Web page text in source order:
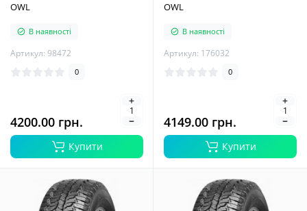
OWL
В наявності
Артикул: 98472
0
4200.00 грн.
Купити
OWL
В наявності
Артикул: 176032
0
4149.00 грн.
Купити